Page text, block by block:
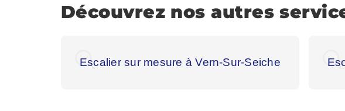
Découvrez nos autres
Escalier sur mesure à Vern-Sur-Seiche